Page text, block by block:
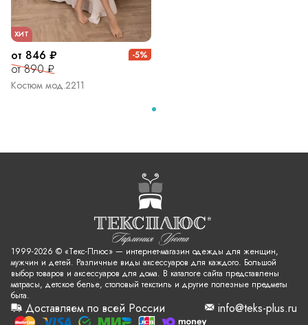
ХИТ
от 846 ₽
от 890 ₽
-5%
Костюм мод.2211
1999-2026 © «Текс-Плюс» — интернет-магазин одежды для женщин,
мужчин и детей. Различные виды аксессуаров для каждого. Большой
выбор товаров и аксессуаров для дома. В каталоге сайта представлены
матрасы, детское белье, столовый текстиль и другие полезные предметы
быта.
Доставляем по всей России info@teks-plus.ru